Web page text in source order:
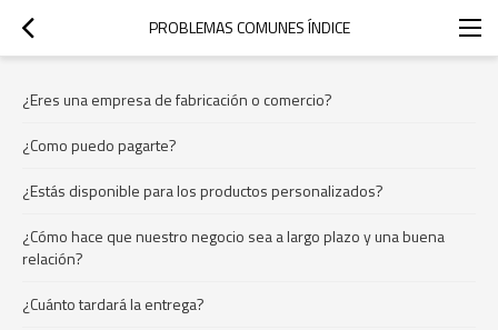
PROBLEMAS COMUNES ÍNDICE
¿Eres una empresa de fabricación o comercio?
¿Como puedo pagarte?
¿Estás disponible para los productos personalizados?
¿Cómo hace que nuestro negocio sea a largo plazo y una buena
relación?
¿Cuánto tardará la entrega?